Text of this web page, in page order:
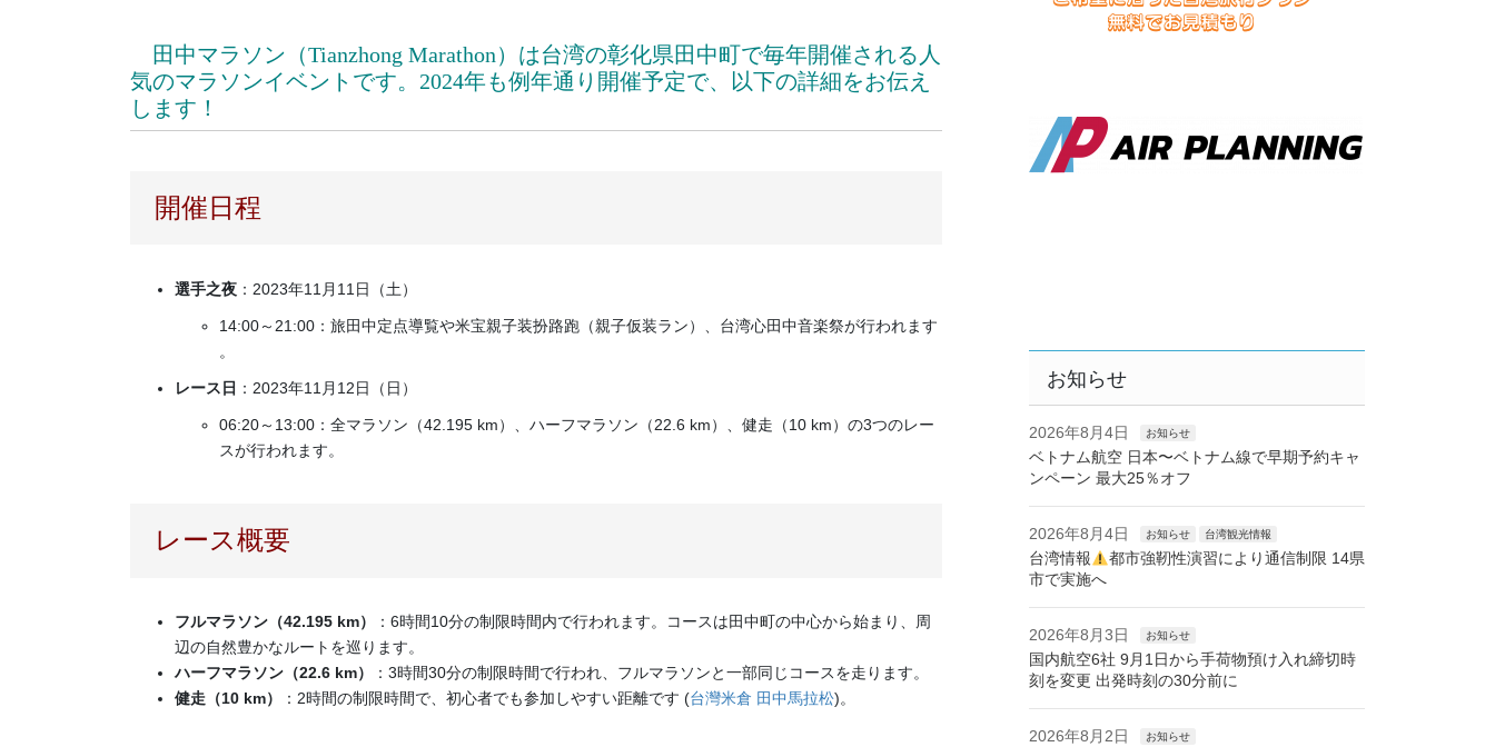
田中マラソン（Tianzhong Marathon）は台湾の彰化県田中町で毎年開催される人
気のマラソンイベントです。2024年も例年通り開催予定で、以下の詳細をお伝え
します！
開催日程
選手之夜 ：2023年11月11日（土）
14:00～21:00：旅田中定点導覧や米宝親子装扮路跑（親子仮装ラン）、台湾心田中音楽祭が行われます​​
。
レース日 ：2023年11月12日（日）
06:20～13:00：全マラソン（42.195 km）、ハーフマラソン（22.6 km）、健走（10 km）の3つのレー
スが行われます​​。
レース概要
フルマラソン（42.195 km）
：6時間10分の制限時間内で行われます。コースは田中町の中心から始まり、周
辺の自然豊かなルートを巡ります。
ハーフマラソン（22.6 km）
：3時間30分の制限時間で行われ、フルマラソンと一部同じコースを走ります。
健走（10 km）
：2時間の制限時間で、初心者でも参加しやすい距離です​ (台灣米倉 田中馬拉松)​​​。
お知らせ
2026年8月4日 お知らせ
ベトナム航空 日本〜ベトナム線で早期予約キャ
ンペーン 最大25％オフ
2026年8月4日 お知らせ 台湾観光情報
台湾情報
都市強靭性演習により通信制限 14県
市で実施へ
2026年8月3日 お知らせ
国内航空6社 9月1日から手荷物預け入れ締切時
刻を変更 出発時刻の30分前に
2026年8月2日 お知らせ